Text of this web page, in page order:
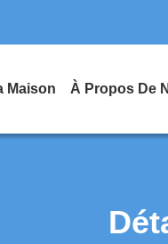
Maison À Propos De